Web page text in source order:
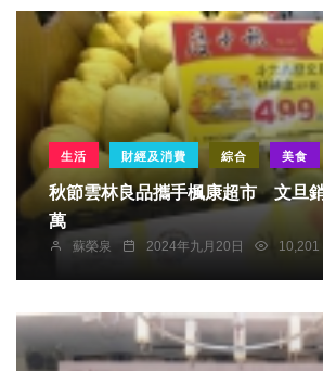
生活 財經及消費 綜合 美食
秋節雲林良品攜手楓康超市 文旦
萬
蘇榮泉 2024年九月20日 10,201